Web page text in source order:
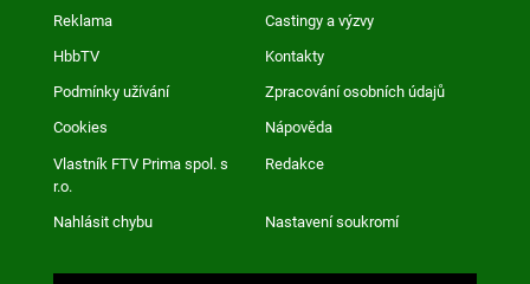
Reklama Castingy a výzvy
HbbTV Kontakty
Podmínky užívání Zpracování osobních údajů
Cookies Nápověda
Vlastník FTV Prima spol. s
r.o.
Redakce
Nahlásit chybu Nastavení soukromí